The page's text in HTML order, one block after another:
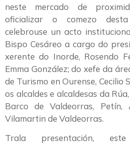
neste mercado de
oficializar o comezo desta
celebrouse un acto
Bispo Cesáreo a cargo do
xerente do Inorde, Rosendo
Emma González; do xefe da
de Turismo en Ourense, Cecilio
os alcaldes e alcaldesas da
Barco de Valdeorras, Petín,
Vilamartin de Valdeorras.
Trala presentación,